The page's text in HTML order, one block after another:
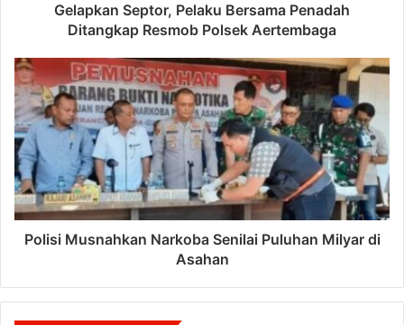
Gelapkan Septor, Pelaku Bersama Penadah
Ditangkap Resmob Polsek Aertembaga
Polisi Musnahkan Narkoba Senilai Puluhan Milyar di
Asahan